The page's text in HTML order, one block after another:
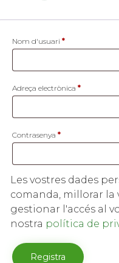
Nom d'usuari*Obligatori
Adreça electrònica*Obligatori
Contrasenya*Obligatori
Les vostres dades
comanda, millorar la
gestionar l'accés al
nostra política de
Registra